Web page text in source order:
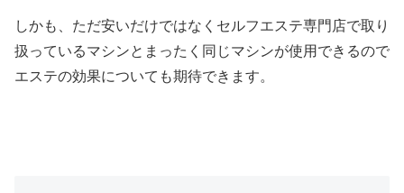
しかも、ただ安いだけではなくセルフエステ専門店で取り
扱っているマシンとまったく同じマシンが使用できるので
エステの効果についても期待できます。